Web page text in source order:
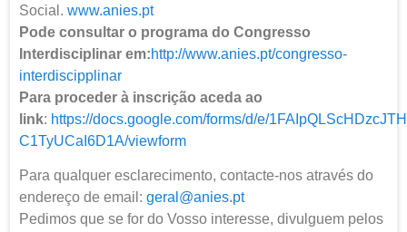
Social. www.anies.pt
Pode consultar o programa do Congresso
Interdisciplinar em:http://www.anies.pt/congresso-
interdiscipplinar
Para proceder à inscrição aceda ao
link: https://docs.google.com/forms/d/e/
C1TyUCaI6D1A/viewform
Para qualquer esclarecimento, contacte-nos através do
endereço de email: geral@anies.pt
Pedimos que se for do Vosso interesse, divulguem pelos